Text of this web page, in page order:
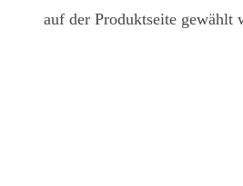
auf der Produktseite gewählt